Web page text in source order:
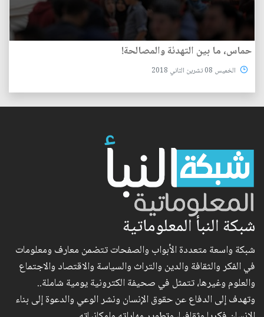
حماس، ما بين التهدئة والمصالحة!
الخميس 08 تشرين الثاني 2018
شبكة النبأ المعلوماتية
شبكة واسعة متعددة الأبواب والصفحات تتضمن معارف ومعلومات
في الفكر والثقافة والدين والتراث والسياسة والاقتصاد والاجتماع
والعلوم وغيرها، تتمثل في صحيفة الكترونية يومية شاملة..
وتهدف إلى الدفاع عن حقوق الإنسان ونشر الوعي والدعوة إلى بناء